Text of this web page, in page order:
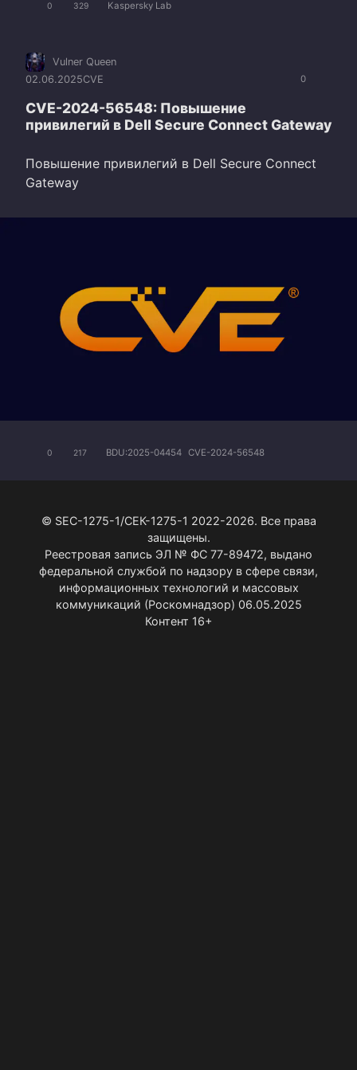
0 329 Kaspersky Lab
0
Vulner Queen
02.06.2025CVE
CVE-2024-56548: Повышение
привилегий в Dell Secure Connect Gateway
Повышение привилегий в Dell Secure Connect
Gateway
0 217 BDU:2025-04454 CVE-2024-56548
© SEC-1275-1/СЕК-1275-1 2022-2026. Все права
защищены.
Реестровая запись ЭЛ № ФС 77-89472, выдано
федеральной службой по надзору в сфере связи,
информационных технологий и массовых
коммуникаций (Роскомнадзор) 06.05.2025
Контент 16+